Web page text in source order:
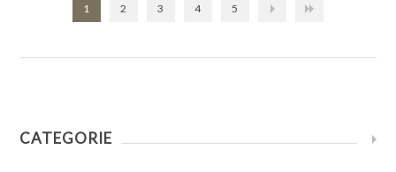
1 2 3 4 5
CATEGORIE